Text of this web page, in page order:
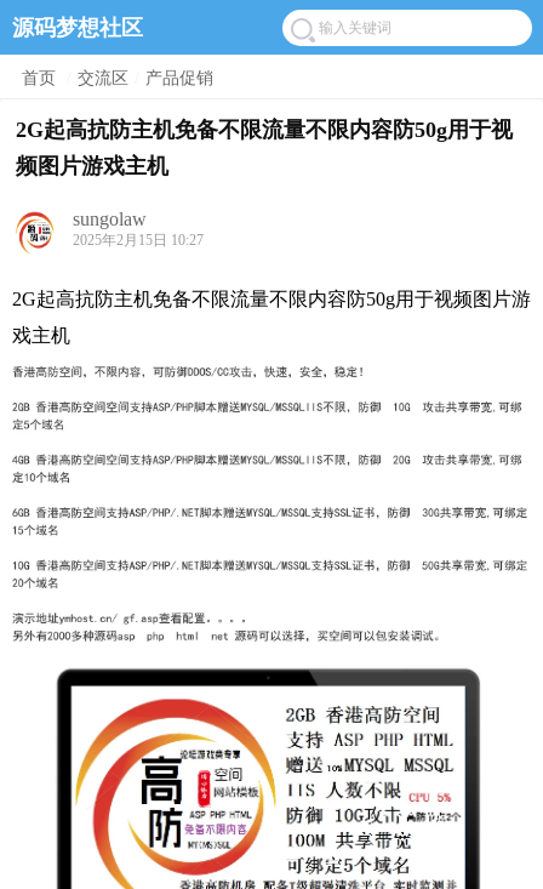
源码梦想社区
首页 交流区 产品促销
2G起高抗防主机免备不限流量不限内容防50g用于视
频图片游戏主机
sungolaw
2025年2月15日 10:27
2G起高抗防主机免备不限流量不限内容防50g用于视频图片游
戏主机